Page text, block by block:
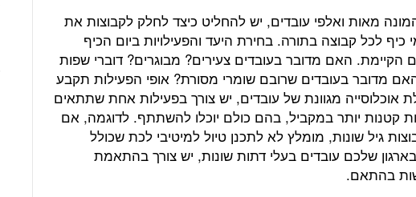
מאות ואלפי עובדים, יש להחליט כיצד לחלק לקבוצות את
כיף לכל קבוצה בתורה. בחירת היעד והפעילויות ביום הכיף
הקיימת. האם מדובר בעובדים צעירים? מבוגרים? דוברי שפות
מדובר בעובדים שרובם שומרי מסורת? אופי הפעילות תקבע
מגוונת של עובדים, יש צורך בפעילות אחת שתתאים
קטנות יותר במקביל, בהם כולם יוכלו להשתתף. לדוגמה, אם
גיל שונות, מומלץ לא לתכנן טיול למיטיבי לכת שכולל
שלכם עובדים בעלי דתות שונות, יש צורך בהתאמת
בהתאם.